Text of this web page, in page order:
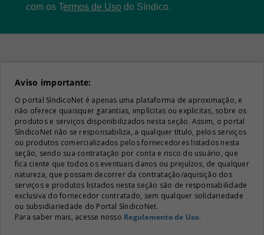
com os Termos de Uso do Síndico.
Aviso importante:
O portal SíndicoNet é apenas uma plataforma de aproximação, e
não oferece quaisquer garantias, implícitas ou explicitas, sobre os
produtos e serviços disponibilizados nesta seção. Assim, o portal
SíndicoNet não se responsabiliza, a qualquer título, pelos serviços
ou produtos comercializados pelos fornecedores listados nesta
seção, sendo sua contratação por conta e risco do usuário, que
fica ciente que todos os eventuais danos ou prejuízos, de qualquer
natureza, que possam decorrer da contratação/aquisição dos
serviços e produtos listados nesta seção são de responsabilidade
exclusiva do fornecedor contratado, sem qualquer solidariedade
ou subsidiariedade do Portal SíndicoNet.
Para saber mais, acesse nosso Regulamento de Uso.